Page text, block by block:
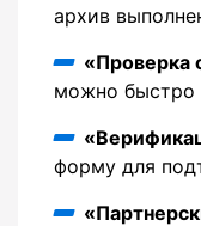
архив
«Проверка
можно быстро
форму для